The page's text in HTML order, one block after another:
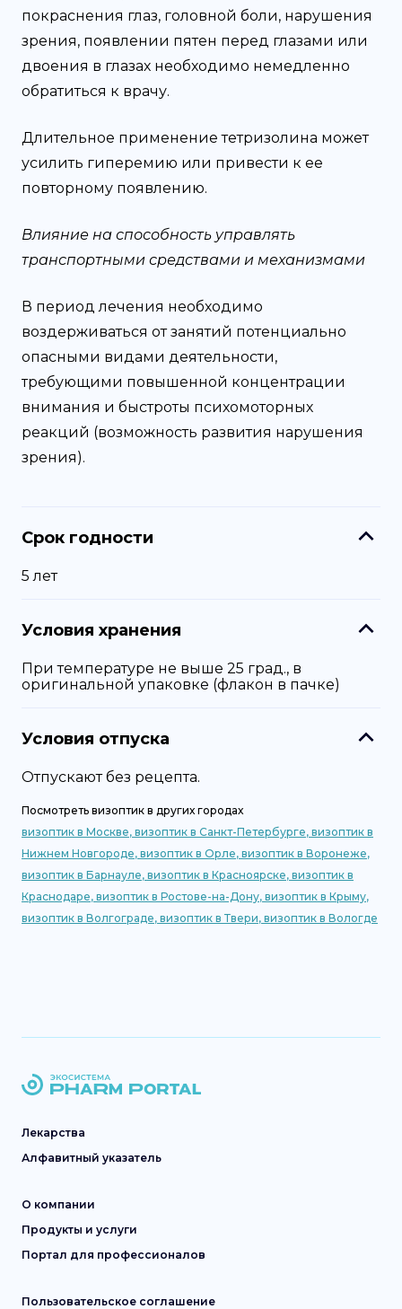
покраснения глаз, головной боли, нарушения
зрения, появлении пятен перед глазами или
двоения в глазах необходимо немедленно
обратиться к врачу.
Длительное применение тетризолина может
усилить гиперемию или привести к ее
повторному появлению.
Влияние на способность управлять
транспортными средствами и механизмами
В период лечения необходимо
воздерживаться от занятий потенциально
опасными видами деятельности,
требующими повышенной концентрации
внимания и быстроты психомоторных
реакций (возможность развития нарушения
зрения).
Срок годности
5 лет
Условия хранения
При температуре не выше 25 град., в
оригинальной упаковке (флакон в пачке)
Условия отпуска
Отпускают без рецепта.
Посмотреть визоптик в других городах
визоптик в Москве, визоптик в Санкт-Петербурге, визоптик в
Нижнем Новгороде, визоптик в Орле, визоптик в Воронеже,
визоптик в Барнауле, визоптик в Красноярске, визоптик в
Краснодаре, визоптик в Ростове-на-Дону, визоптик в Крыму,
визоптик в Волгограде, визоптик в Твери, визоптик в Вологде
Лекарства
Алфавитный указатель
О компании
Продукты и услуги
Портал для профессионалов
Пользовательское соглашение